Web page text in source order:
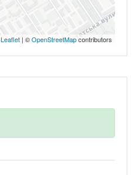
Leaflet | ©OpenStreetMapcontributors